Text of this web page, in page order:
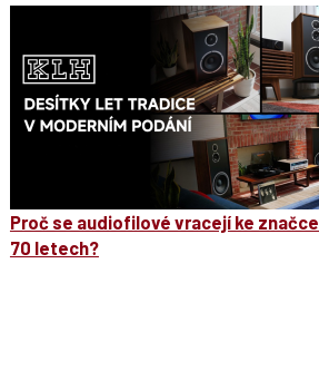
Proč se audiofilové vracejí ke
70 letech?